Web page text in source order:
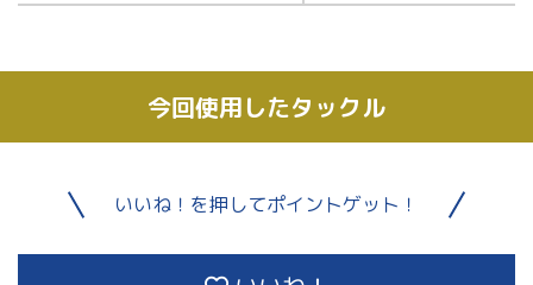
今回使用したタックル
いいね！を押してポイントゲット！